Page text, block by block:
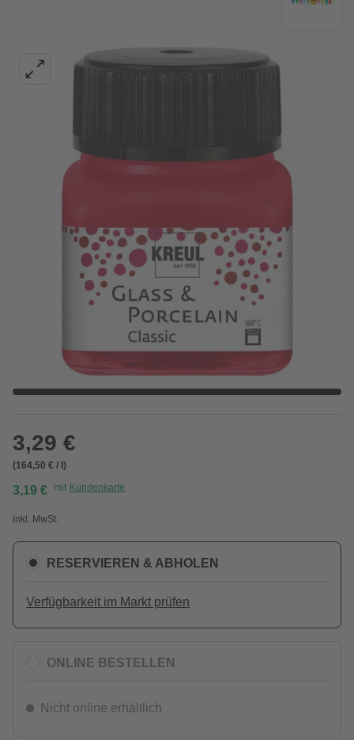
3,29 €
(164,50 € / l)
3,19 € mit Kundenkarte
Inkl. MwSt.
RESERVIEREN & ABHOLEN
Verfügbarkeit im Markt prüfen
ONLINE BESTELLEN
Nicht online erhältlich